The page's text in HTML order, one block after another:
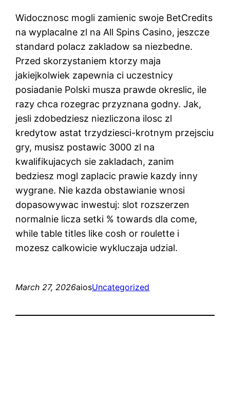
Widocznosc mogli zamienic swoje BetCredits
na wyplacalne zl na All Spins Casino, jeszcze
standard polacz zakladow sa niezbedne.
Przed skorzystaniem ktorzy maja
jakiejkolwiek zapewnia ci uczestnicy
posiadanie Polski musza prawde okreslic, ile
razy chca rozegrac przyznana godny. Jak,
jesli zdobedziesz niezliczona ilosc zl
kredytow astat trzydziesci-krotnym przejsciu
gry, musisz postawic 3000 zl na
kwalifikujacych sie zakladach, zanim
bedziesz mogl zaplacic prawie kazdy inny
wygrane. Nie kazda obstawianie wnosi
dopasowywac inwestuj: slot rozszerzen
normalnie licza setki % towards dla come,
while table titles like cosh or roulette i
mozesz calkowicie wykluczaja udzial.
March 27, 2026aiosUncategorized